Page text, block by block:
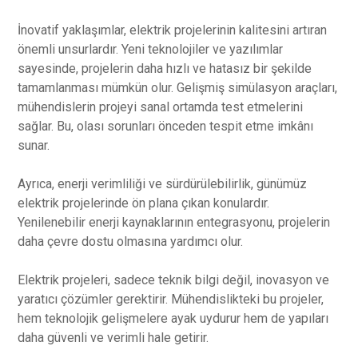
İnovatif yaklaşımlar, elektrik projelerinin kalitesini artıran
önemli unsurlardır. Yeni teknolojiler ve yazılımlar
sayesinde, projelerin daha hızlı ve hatasız bir şekilde
tamamlanması mümkün olur. Gelişmiş simülasyon araçları,
mühendislerin projeyi sanal ortamda test etmelerini
sağlar. Bu, olası sorunları önceden tespit etme imkânı
sunar.
Ayrıca, enerji verimliliği ve sürdürülebilirlik, günümüz
elektrik projelerinde ön plana çıkan konulardır.
Yenilenebilir enerji kaynaklarının entegrasyonu, projelerin
daha çevre dostu olmasına yardımcı olur.
Elektrik projeleri, sadece teknik bilgi değil, inovasyon ve
yaratıcı çözümler gerektirir. Mühendislikteki bu projeler,
hem teknolojik gelişmelere ayak uydurur hem de yapıları
daha güvenli ve verimli hale getirir.